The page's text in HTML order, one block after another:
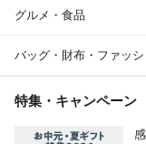
グルメ・食品
バッグ・財布・ファッ
特集・キャンペーン